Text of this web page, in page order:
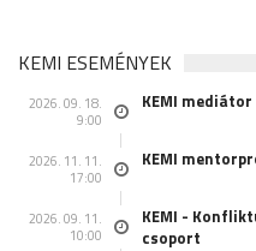
KEMI ESEMÉNYEK
2026. 09. 18.
9:00
KEMI
2026. 11. 11.
17:00
KEMI
2026. 09. 11.
10:00
KEMI -
csoport